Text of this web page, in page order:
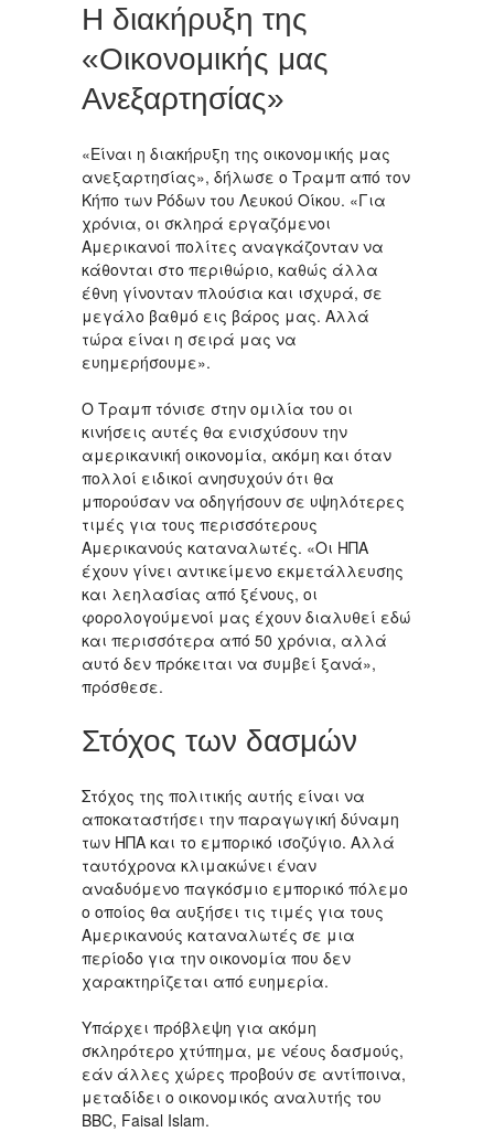
Η διακήρυξη της
«Οικονομικής μας
Ανεξαρτησίας»
«Είναι η διακήρυξη της οικονομικής μας
ανεξαρτησίας», δήλωσε ο Τραμπ από τον
Κήπο των Ρόδων του Λευκού Οίκου. «Για
χρόνια, οι σκληρά εργαζόμενοι
Αμερικανοί πολίτες αναγκάζονταν να
κάθονται στο περιθώριο, καθώς άλλα
έθνη γίνονταν πλούσια και ισχυρά, σε
μεγάλο βαθμό εις βάρος μας. Αλλά
τώρα είναι η σειρά μας να
ευημερήσουμε».
Ο Τραμπ τόνισε στην ομιλία του οι
κινήσεις αυτές θα ενισχύσουν την
αμερικανική οικονομία, ακόμη και όταν
πολλοί ειδικοί ανησυχούν ότι θα
μπορούσαν να οδηγήσουν σε υψηλότερες
τιμές για τους περισσότερους
Αμερικανούς καταναλωτές. «Οι ΗΠΑ
έχουν γίνει αντικείμενο εκμετάλλευσης
και λεηλασίας από ξένους, οι
φορολογούμενοί μας έχουν διαλυθεί εδώ
και περισσότερα από 50 χρόνια, αλλά
αυτό δεν πρόκειται να συμβεί ξανά»,
πρόσθεσε.
Στόχος των δασμών
Στόχος της πολιτικής αυτής είναι να
αποκαταστήσει την παραγωγική δύναμη
των ΗΠΑ και το εμπορικό ισοζύγιο. Αλλά
ταυτόχρονα κλιμακώνει έναν
αναδυόμενο παγκόσμιο εμπορικό πόλεμο
ο οποίος θα αυξήσει τις τιμές για τους
Αμερικανούς καταναλωτές σε μια
περίοδο για την οικονομία που δεν
χαρακτηρίζεται από ευημερία.
Υπάρχει πρόβλεψη για ακόμη
σκληρότερο χτύπημα, με νέους δασμούς,
εάν άλλες χώρες προβούν σε αντίποινα,
μεταδίδει ο οικονομικός αναλυτής του
BBC, Faisal Islam.